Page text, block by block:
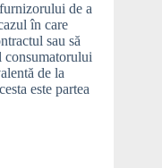
de a
în care
sau să
consumatorului
de la
este partea